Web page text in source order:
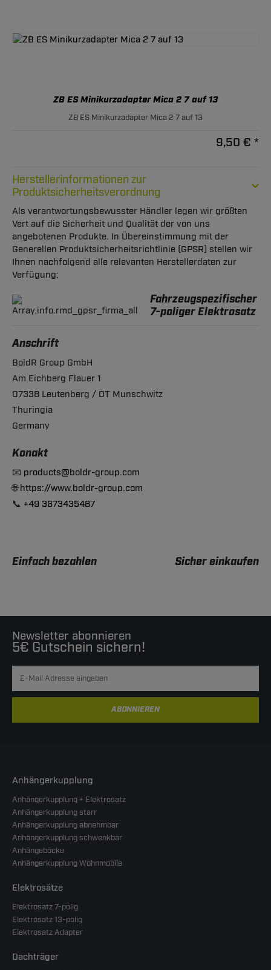
ZB ES Minikurzadapter Mica 2 7 auf 13
ZB ES Minikurzadapter Mica 2 7 auf 13
9,50 € *
Herstellerinformationen zur
Produktsicherheitsverordnung
Als verantwortungsbewusster Händler legen wir größten
Vert auf die Sicherheit und Qualität der von uns
angebotenen Produkte. In Übereinstimmung mit der
Generellen Produktsicherheitsrichtlinie (GPSR) stellen wir
Ihnen nachfolgend alle relevanten Herstellerdaten zur
Verfügung:
Fahrzeugspezifischer
7-poliger Elektrosatz
Anschrift
BoldR Group GmbH
Am Eichberg Flauer 1
07338 Leutenberg / OT Munschwitz
Thuringia
Germany
Konakt
📧 products@boldr-group.com
🌐https://www.boldr-group.com
📞 +49 3673435487
Einfach bezahlen Sicher einkaufen
Newsletter abonnieren
5€ Gutschein sichern!
ABONNIEREN
Anhängerkupplung
Anhängerkupplung + Elektrosatz
Anhängerkupplung starr
Anhängerkupplung abnehmbar
Anhängerkupplung schwenkbar
Anhängeböcke
Anhängerkupplung Wohnmobile
Elektrosätze
Elektrosatz 7-polig
Elektrosatz 13-polig
Elektrosatz Adapter
Dachträger